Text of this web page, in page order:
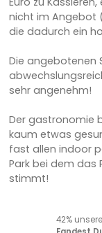
nicht im Angebot
die dadurch ein
Die angebotenen
sehr angenehm!
Der gastronomie
kaum etwas
fast allen indoor
Park bei dem das
stimmt!
42%